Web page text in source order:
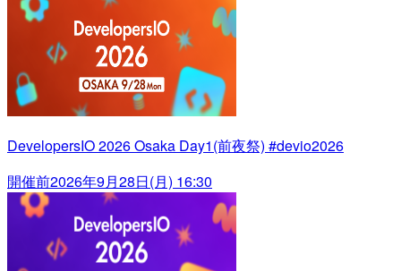
DevelopersIO 2026 Osaka Day1(前夜祭) #devio2026
開催前2026年9月28日(月) 16:30